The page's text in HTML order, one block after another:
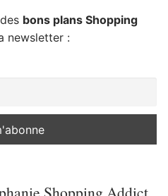
bons plans Shopping
newsletter :